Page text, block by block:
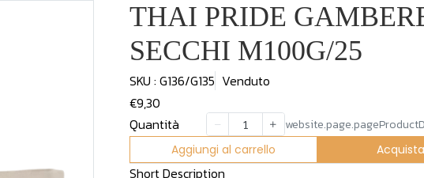
THAI PRIDE
SECCHI M100G/25
SKU : G136/G135 Venduto
€9,30
Quantità
Aggiungi al carrello
Short Description